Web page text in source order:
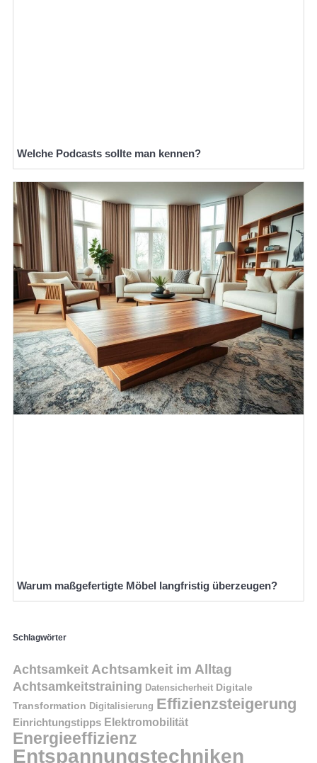
Welche Podcasts sollte man kennen?
Warum maßgefertigte Möbel langfristig überzeugen?
Schlagwörter
Achtsamkeit Achtsamkeit im Alltag
Achtsamkeitstraining Datensicherheit Digitale
Transformation Digitalisierung Effizienzsteigerung
Einrichtungstipps Elektromobilität
Energieeffizienz
Entspannungstechniken